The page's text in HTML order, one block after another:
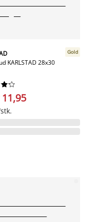
KARLSTAD 28x30
Gold


